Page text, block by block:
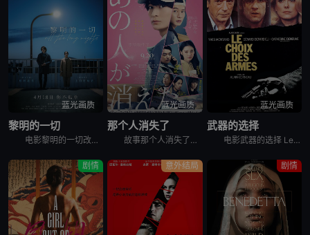
蓝光画质
黎明的一切
电影黎明的一切改编自濑尾麻衣子的同名小说，讲述拥有常人难以理解的疾病和烦恼的同事二人互相帮助度过各自创伤的故事。患有经前综合征的藤沢美纱，因为刚转职来的山添孝俊做的某件事而爆发怒火。陷入自我厌恶的
蓝光画质
那个人消失了
故事那个人消失了发生在带有“人一个接一个消失”传说的公寓里，讲述了青年投递员丸子在每天出入公寓的过程中，偶然得知了可疑住户的“秘密”。以那一天为界，他被卷入了意想不到的大事件…
蓝光画质
武器的选择
电影武器的选择 Le choix des armes讲述了，一对囚犯Serge和Mickey越狱离开监狱之后却遭人伏击，这是他们不得不去到Serge的老朋友Noel那庇护。Mickey却有自己的想
剧情 意外结局 剧情